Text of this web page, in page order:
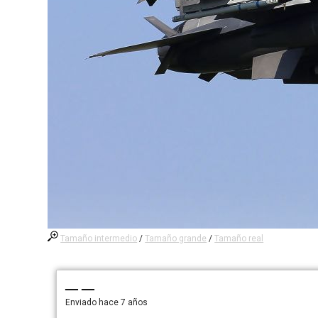
Tamaño intermedio /Tamaño grande /Tamaño real
— —
Enviado hace 7 años